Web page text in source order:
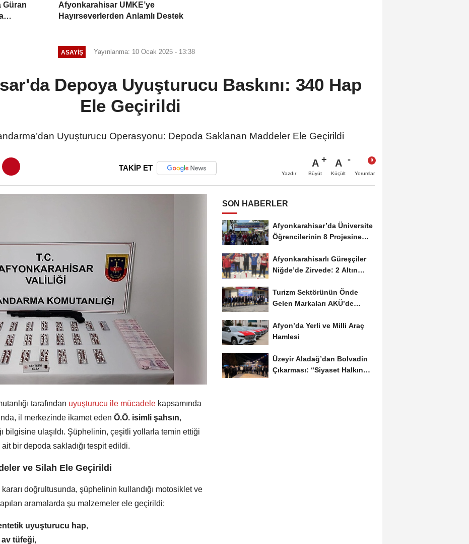
Güran
Afyonkarahisar UMKE’ye
Hayırseverlerden Anlamlı Destek
ASAYIŞ Yayınlanma: 10 Ocak 2025 - 13:38
Depoya Uyuşturucu Baskını: 340 Hap
Ele Geçirildi
Uyuşturucu Operasyonu: Depoda Saklanan Maddeler Ele Geçirildi
TAKİP ET
Yazdır
A
Büyüt
A
Küçült Yorumlar
tarafından uyuşturucu ile mücadele kapsamında
il merkezinde ikamet eden Ö.Ö. isimli şahsın,
bilgisine ulaşıldı. Şüphelinin, çeşitli yollarla temin ettiği
bir depoda sakladığı tespit edildi.
ve Silah Ele Geçirildi
doğrultusunda, şüphelinin kullandığı motosiklet ve
aramalarda şu malzemeler ele geçirildi:
uyuşturucu hap,
av tüfeği,
SON HABERLER
Afyonkarahisar’da Üniversite
Öğrencilerinin 8 Projesine
Afyonkarahisarlı Güreşçiler
Niğde’de Zirvede: 2 Altın
Turizm Sektörünün Önde
Gelen Markaları AKÜ’de
Afyon’da Yerli ve Milli Araç
Hamlesi
Üzeyir Aladağ’dan Bolvadin
Çıkarması: “Siyaset Halkın